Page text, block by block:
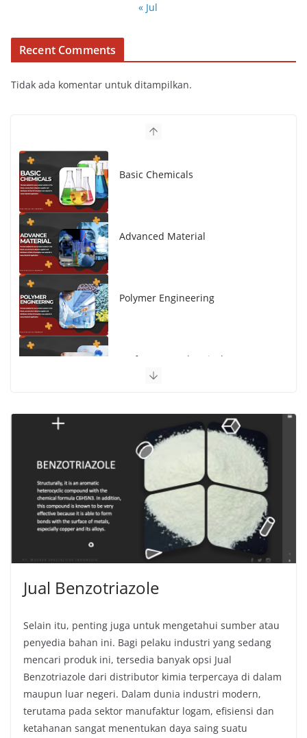
« Jul
Recent Comments
Tidak ada komentar untuk ditampilkan.
Basic Chemicals
Advanced Material
Polymer Engineering
Performance Chemicals
Jual Benzotriazole
Selain itu, penting juga untuk mengetahui sumber atau
penyedia bahan ini. Bagi pelaku industri yang sedang
mencari produk ini, tersedia banyak opsi Jual
Benzotriazole dari distributor kimia terpercaya di dalam
maupun luar negeri. Dalam dunia industri modern,
terutama pada sektor manufaktur logam, efisiensi dan
ketahanan sangat menentukan daya saing suatu